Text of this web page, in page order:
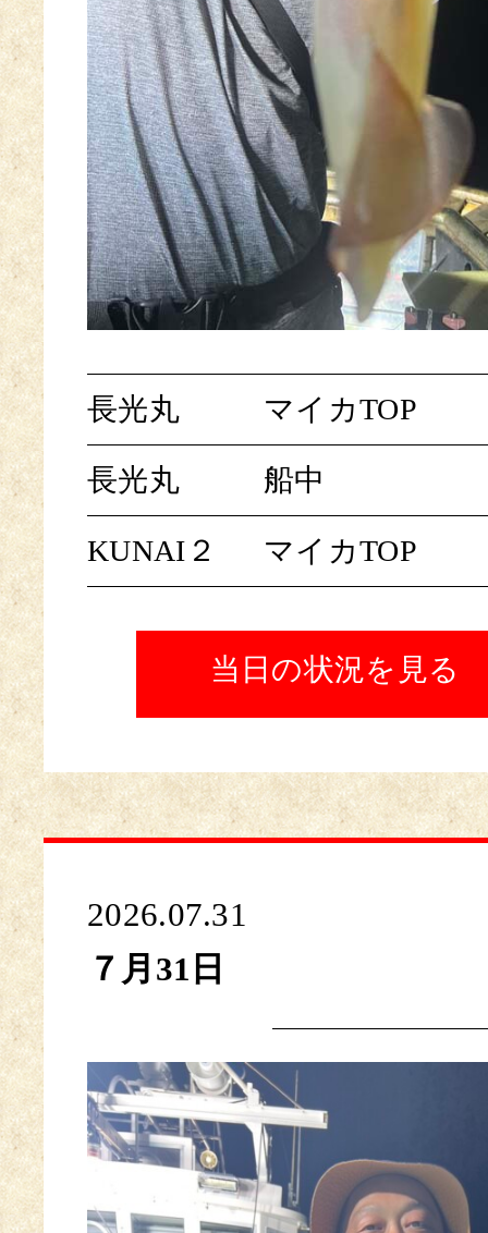
長光丸 マイカTOP
長光丸 船中
KUNAI２ マイカTOP
当日の状況を見る
2026.07.31
７月31日